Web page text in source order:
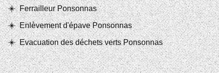
Ferrailleur Ponsonnas
Enlèvement d'épave Ponsonnas
Evacuation des déchets verts Ponsonnas